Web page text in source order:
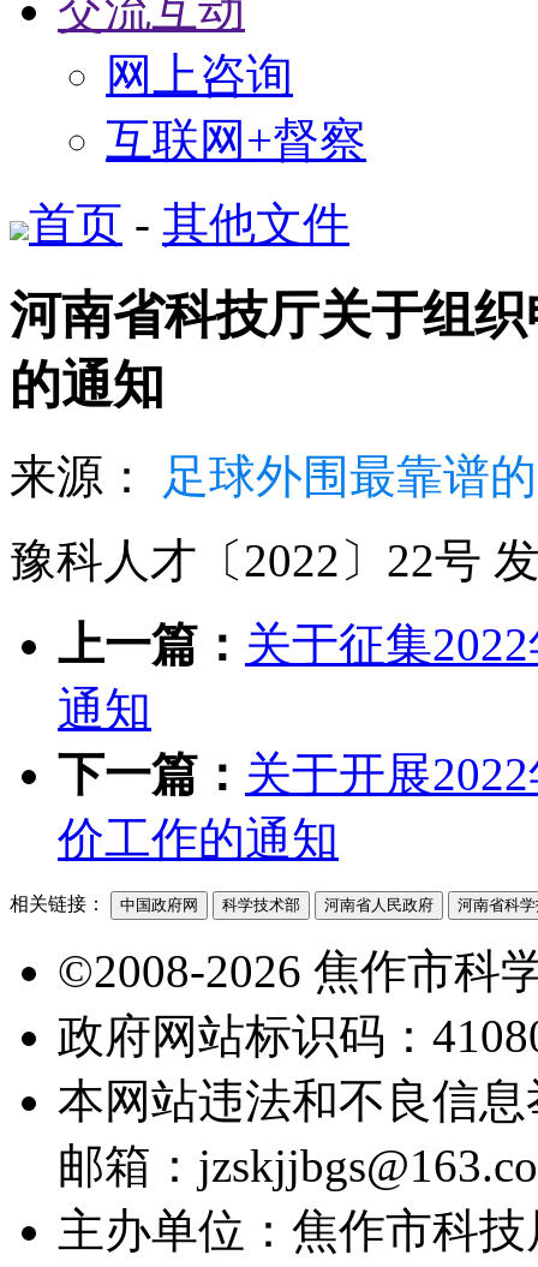
网上咨询
互联网+督察
首页 - 其他文件
河南省科技厅关于组
的通知
来源： 足球外围最靠谱
豫科人才〔2022〕22号
上一篇： 关于征集
通知
下一篇： 关于开展
价工作的通知
相关链接： 中国政府网 科学技术部 河南省人民政府 河南省科
©2008-2026 焦作市科
政府网站标识码：
本网站违法和不良信息
邮箱：
主办单位：焦作市科